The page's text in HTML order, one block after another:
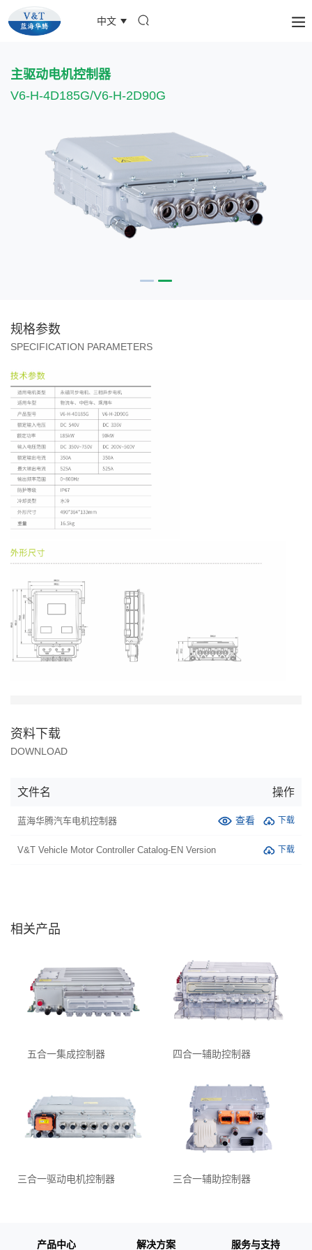
中文
主驱动电机控制器
V6-H-4D185G/V6-H-2D90G
规格参数
SPECIFICATION PARAMETERS
资料下载
DOWNLOAD
文件名 操作
蓝海华腾汽车电机控制器 下载
查看
V&T Vehicle Motor Controller Catalog-EN Version 下载
相关产品
五合⼀集成控制器 四合一辅助控制器
三合一驱动电机控制器 三合⼀辅助控制器
产品中心 解决方案 服务与支持